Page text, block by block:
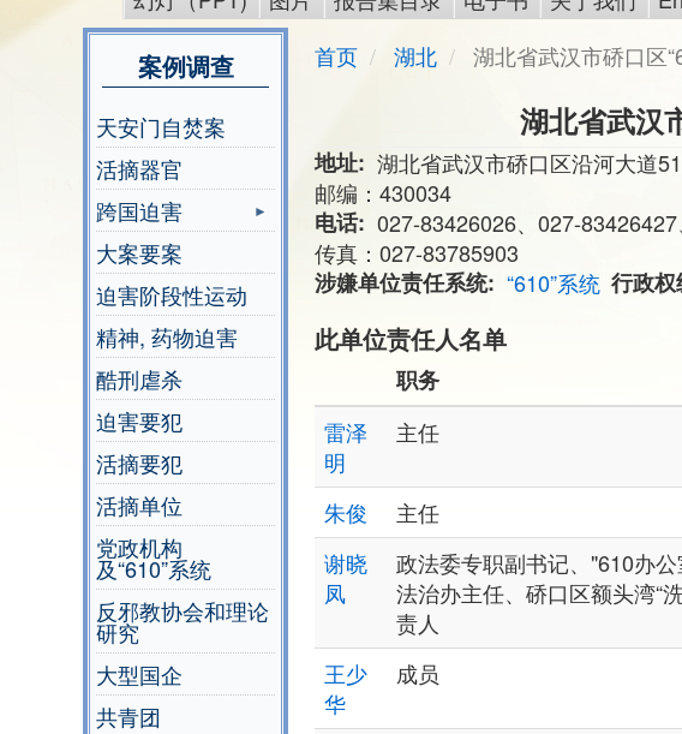
menu
案例调查
天安门自焚案
活摘器官
跨国迫害
大案要案
迫害阶段性运动
精神, 药物迫害
酷刑虐杀
迫害要犯
活摘要犯
活摘单位
党政机构
及“610”系统
反邪教协会和理论
研究
大型国企
共青团
首页 湖北 湖北省武汉市硚口区
湖北省武汉
地址
湖北省武汉市硚口区沿河大道
邮编：430034
电话
027-83426026、027-
传真：027-83785903
涉嫌单位责任系统
“610”系统 行政
此单位责任人名单
职务
雷泽
明
主任
朱俊 主任
谢晓
凤
政法委专职副书记、"610办公
法治办主任、硚口区额头湾“
责人
王少
华
成员